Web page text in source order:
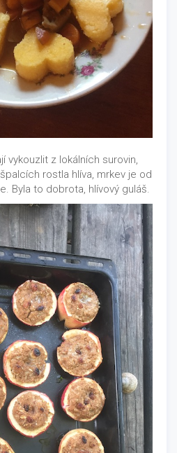
vykouzlit z lokálních surovin,
rostla hlíva, mrkev je od
Byla to dobrota, hlívový guláš.